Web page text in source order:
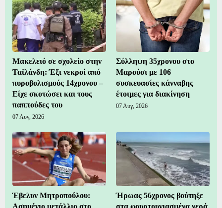
Μακελειό σε σχολείο στην
Ταϊλάνδη: Έξι νεκροί από
πυροβολισμούς 14χρονου –
Είχε σκοτώσει και τους
παππούδες του
07 Αυγ, 2026
Σύλληψη 35χρονου στο
Μαρούσι με 106
συσκευασίες κάνναβης
έτοιμες για διακίνηση
07 Αυγ, 2026
Έβελυν Μητροπούλου:
Ήρωας 56χρονος βούτηξε